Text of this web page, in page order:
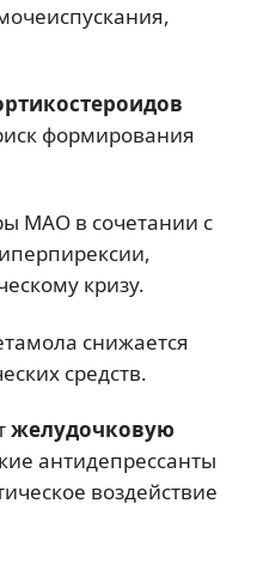
формирования
МАО в сочетании с
кризу.
снижается
средств.
желудочковую
антидепрессанты
воздействие